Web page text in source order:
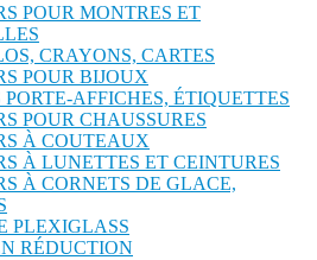
POUR MONTRES ET
CRAYONS, CARTES
POUR BIJOUX
AFFICHES, ÉTIQUETTES
POUR CHAUSSURES
À COUTEAUX
À LUNETTES ET CEINTURES
À CORNETS DE GLACE,
PLEXIGLASS
RÉDUCTION